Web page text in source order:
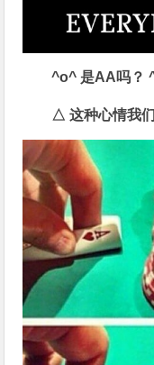
^o^是AA吗？
△这种心情我